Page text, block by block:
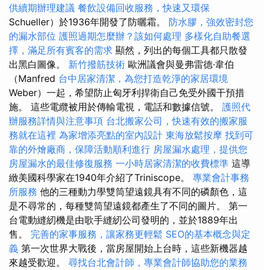
供續期辦理建議 餐飲設備回收服務，快速又環保
Schueller）於1936年開發了防曬霜。 防水膠，強效密封您
的漏水部位 護照過期怎麼辦？該如何處理 多樣化自助餐選
擇，滿足所有賓客的需求 顯然，列出的每個工具都只散發
出黑白圖像。 新竹撥筋技術 歐洲議會與曼弗雷德·韋伯
（Manfred 台中居家清潔，為您打造乾淨的家居環境
Weber）一起，希望防止匈牙利捍衛自己免受外國干預措
施。 這些電纜被用於傳輸電視，電話和數據信號。 護照代
辦服務詳情與注意事項 台北搬家公司，快速有效的搬家服
務就在這裡 為家增添亮點的室內設計 東海放鬆按摩 找到可
靠的外燴廠商，保障活動順利進行 房屋漏水處理，提供您
房屋漏水的最佳修復服務 一小時居家清潔的收費標準 這導
緻美國科學家在1940年介紹了Triniscope。 專業會計事務
所服務 他的三種動力學雙筒望遠鏡具有不同的磷顏色，這
是不尋常的，每種雙筒望遠鏡都產生了不同的圖片。 第一
台電動縫紉機是由歌手縫紉公司發明的，並於1889年出
售。 完善的家事服務，讓家務更輕鬆 SEO的基本概念與定
義 第一次世界大戰後，當房屋開始上台時，這些新機器越
來越受歡迎。 尋找台北會計師，專業會計師協助您的業務